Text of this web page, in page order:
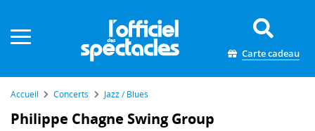
Carte cadeau
Accueil Concerts Jazz / Blues
Philippe Chagne Swing Group